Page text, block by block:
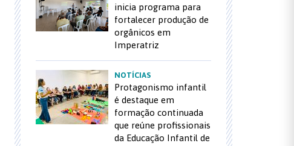
inicia programa para
fortalecer produção de
orgânicos em
Imperatriz
NOTÍCIAS
Protagonismo infantil
é destaque em
formação continuada
que reúne profissionais
da Educação Infantil de